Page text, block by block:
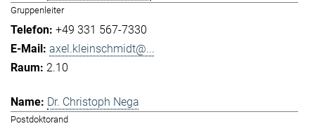
Gruppenleiter
+49 331 567-7330
axel.kleinschmidt@...
2.10
Dr. Christoph Nega
Postdoktorand